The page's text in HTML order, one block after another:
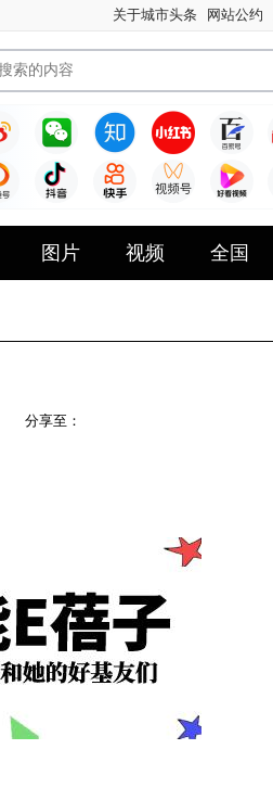
关于城市头条 网站公约
图片 视频 全国
分享至：